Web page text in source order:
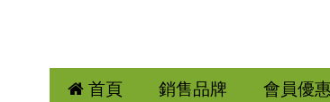
首頁 銷售品牌 會員優